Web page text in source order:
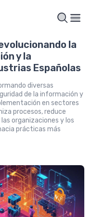
la
y la
Españolas
diversas
de la información y
en sectores
procesos, reduce
organizaciones y los
prácticas más